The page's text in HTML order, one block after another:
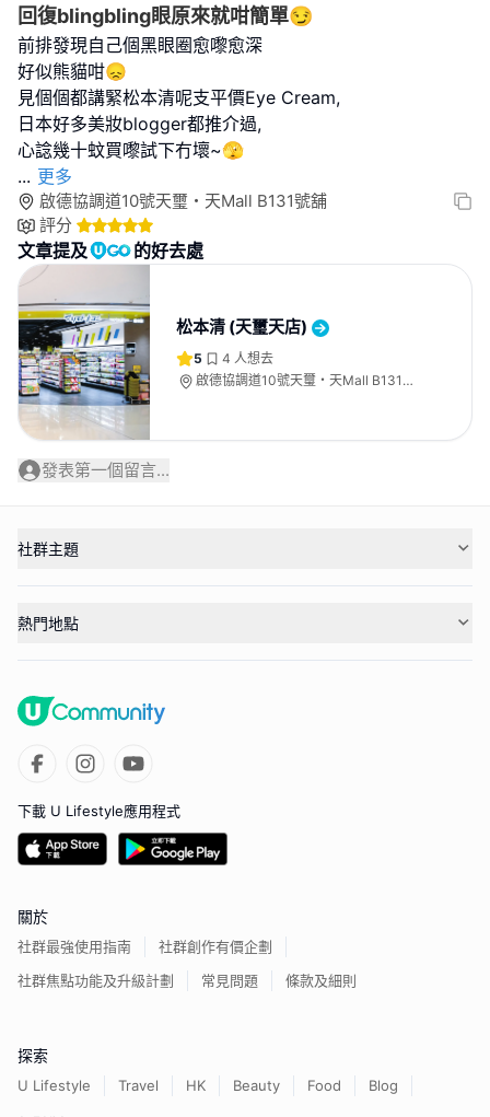
回復blingbling眼原來就咁簡單😏
前排發現自己個黑眼圈愈嚟愈深
好似熊貓咁😞
見個個都講緊松本清呢支平價Eye Cream,
日本好多美妝blogger都推介過,
... 更多
啟德協調道10號天璽・天Mall B131號舖
評分
文章提及 的好去處
松本清 (天璽天店)
5 4 人想去
啟德協調道10號天璽・天Mall B131號
發表第一個留言...
社群主題
熱門地點
下載 U Lifestyle應用程式
關於
社群最強使用指南
社群創作有價企劃
社群焦點功能及升級計劃
常見問題 條款及細則
探索
U Lifestyle Travel HK Beauty Food
Blog